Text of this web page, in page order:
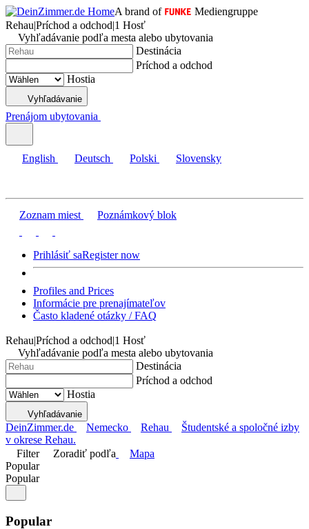
A brand of
Mediengruppe
Rehau|Príchod a odchod|1 Hosť
Vyhľadávanie podľa mesta alebo ubytovania
Destinácia
Príchod a odchod
Hostia
Vyhľadávanie
Prenájom ubytovania
English Deutsch Polski Slovensky
Zoznam miest Poznámkový blok
Prihlásiť saRegister now
Profiles and Prices
Informácie pre prenajímateľov
Často kladené otázky / FAQ
Rehau|Príchod a odchod|1 Hosť
Vyhľadávanie podľa mesta alebo ubytovania
Destinácia
Príchod a odchod
Hostia
Vyhľadávanie
DeinZimmer.de Nemecko Rehau
Študentské a spoločné izby
v okrese Rehau.
Filter
Zoradiť podľa
Mapa
Popular
Popular
Popular